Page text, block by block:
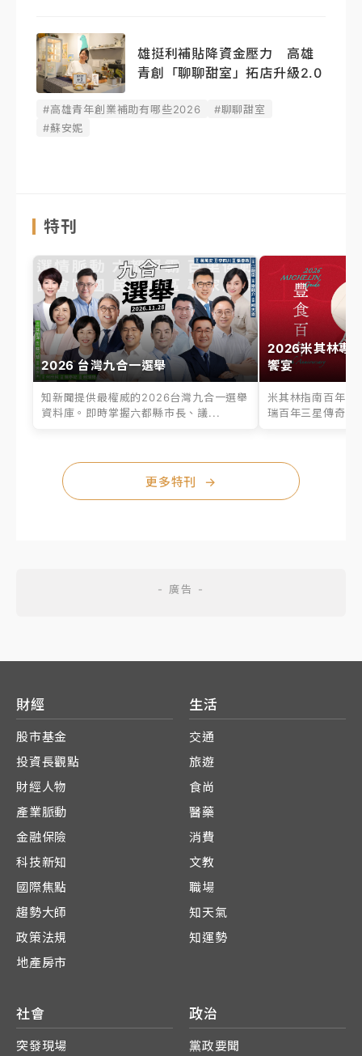
雄挺利補貼降資金壓力 高雄
青創「聊聊甜室」拓店升級2.0
#高雄青年創業補助有哪些2026
#聊聊甜室
#蘇安妮
特刊
2026 台灣九合一選舉
知新聞提供最權威的2026台灣九合一選舉
資料庫。即時掌握六都縣市長、議...
2026米其林專
饗宴
米其林指南百年之
瑞百年三星傳奇、
更多特刊 →
財經
股市基金
投資長觀點
財經人物
產業脈動
金融保險
科技新知
國際焦點
趨勢大師
政策法規
地產房市
生活
交通
旅遊
食尚
醫藥
消費
文教
職場
知天氣
知運勢
社會
突發現場
政治
黨政要聞